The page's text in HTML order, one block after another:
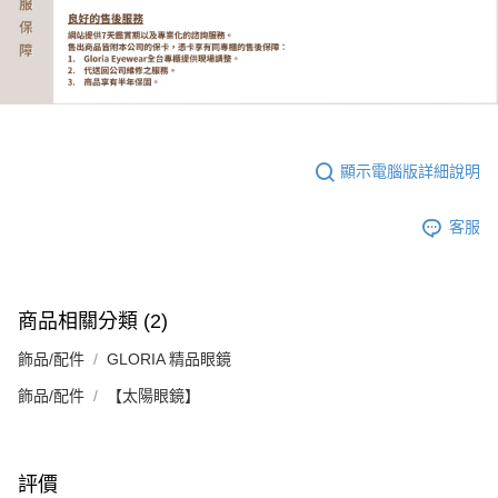
顯示電腦版詳細說明
客服
商品相關分類 (2)
飾品/配件 GLORIA 精品眼鏡
飾品/配件 【太陽眼鏡】
評價